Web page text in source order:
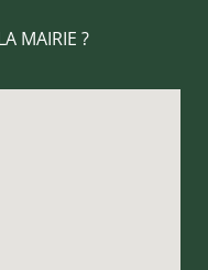
MAIRIE ?